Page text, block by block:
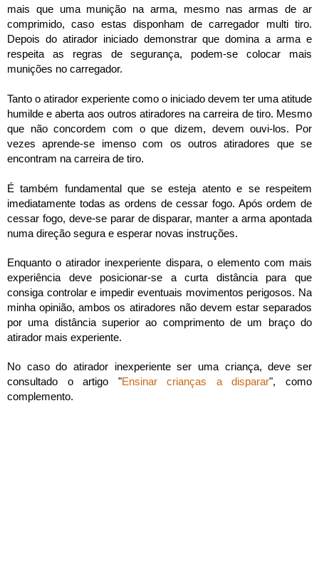
mais que uma munição na arma, mesmo nas armas de ar
comprimido, caso estas disponham de carregador multi tiro.
Depois do atirador iniciado demonstrar que domina a arma e
respeita as regras de segurança, podem-se colocar mais
munições no carregador.
Tanto o atirador experiente como o iniciado devem ter uma atitude
humilde e aberta aos outros atiradores na carreira de tiro. Mesmo
que não concordem com o que dizem, devem ouvi-los. Por
vezes aprende-se imenso com os outros atiradores que se
encontram na carreira de tiro.
É também fundamental que se esteja atento e se respeitem
imediatamente todas as ordens de cessar fogo. Após ordem de
cessar fogo, deve-se parar de disparar, manter a arma apontada
numa direção segura e esperar novas instruções.
Enquanto o atirador inexperiente dispara, o elemento com mais
experiência deve posicionar-se a curta distância para que
consiga controlar e impedir eventuais movimentos perigosos. Na
minha opinião, ambos os atiradores não devem estar separados
por uma distância superior ao comprimento de um braço do
atirador mais experiente.
No caso do atirador inexperiente ser uma criança, deve ser
consultado o artigo "Ensinar crianças a disparar", como
complemento.